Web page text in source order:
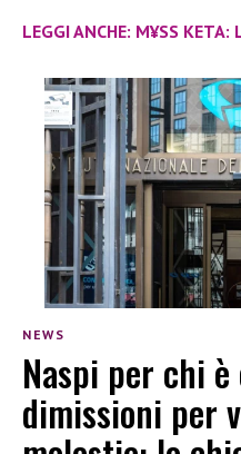
LEGGI ANCHE: M¥SS
NEWS
Naspi per chi
dimissioni per